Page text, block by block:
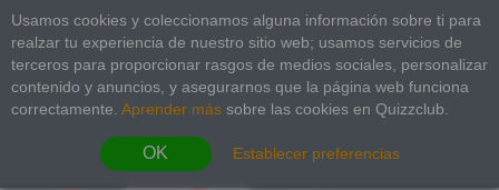
Usamos cookies y coleccionamos alguna información sobre ti para
realzar tu experiencia de nuestro sitio web; usamos servicios de
terceros para proporcionar rasgos de medios sociales, personalizar
contenido y anuncios, y asegurarnos que la página web funciona
correctamente. Aprender más sobre las cookies en Quizzclub.
OK Establecer preferencias